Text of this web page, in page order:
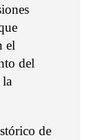
el
del
de